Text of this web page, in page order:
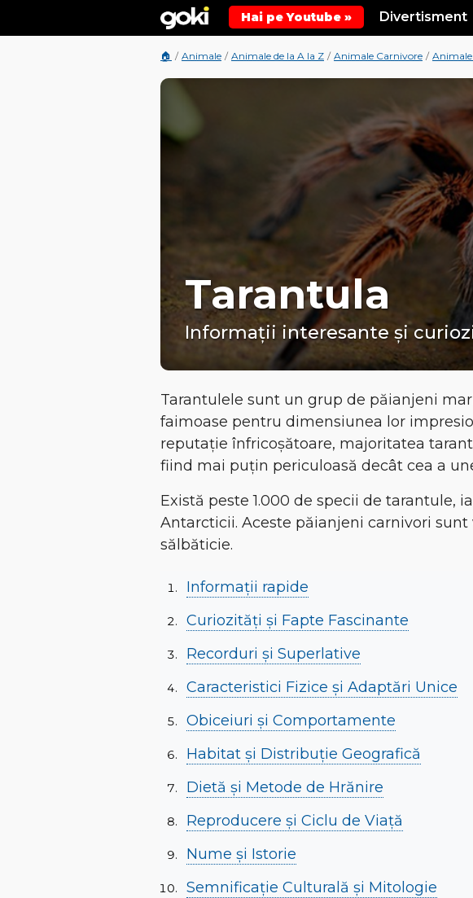
Hai pe Youtube » Divertisment
🏠 / Animale / Animale de la A la Z / Animale Carnivore / Animale
Tarantula
Informații interesante și
Tarantulele sunt un grup de păianjeni
faimoase pentru dimensiunea lor
reputație înfricoșătoare, majoritatea
fiind mai puțin periculoasă decât cea a
Există peste1.000 de specii de tarantule,
Antarcticii. Aceste păianjeni carnivori sunt
sălbăticie.
Informații rapide
Curiozități și Fapte Fascinante
Recorduri și Superlative
Caracteristici Fizice și Adaptări Unice
Obiceiuri și Comportamente
Habitat și Distribuție Geografică
Dietă și Metode de Hrănire
Reproducere și Ciclu de Viață
Nume și Istorie
Semnificație Culturală și Mitologie